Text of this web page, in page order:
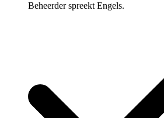
Beheerder spreekt Engels.